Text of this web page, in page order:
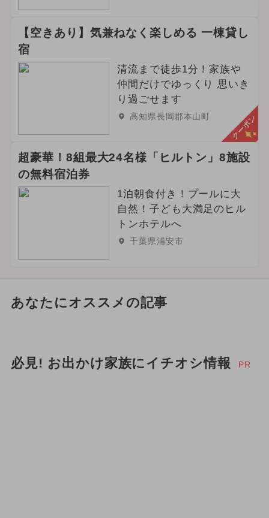
【空きあり】気兼ねなく楽しめる 一棟貸し
宿
清流まで徒歩1分！家族や
仲間だけでゆっくり 思いき
り過ごせます
高知県長岡郡本山町 クーポン
超豪華！8組最大24名様「ヒルトン」8施設
の無料宿泊券
1泊朝食付き！プールに大
自然！子ども大満足のヒル
トンホテルへ
千葉県浦安市
あなたにオススメの記事
必見! お出かけ家族にイチオシ情報 PR